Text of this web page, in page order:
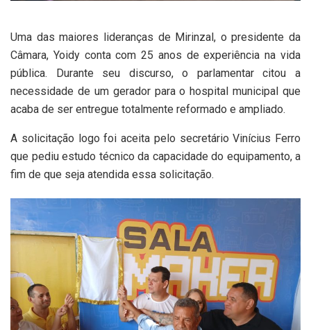
Uma das maiores lideranças de Mirinzal, o presidente da
Câmara, Yoidy conta com 25 anos de experiência na vida
pública. Durante seu discurso, o parlamentar citou a
necessidade de um gerador para o hospital municipal que
acaba de ser entregue totalmente reformado e ampliado.
A solicitação logo foi aceita pelo secretário Vinícius Ferro
que pediu estudo técnico da capacidade do equipamento, a
fim de que seja atendida essa solicitação.